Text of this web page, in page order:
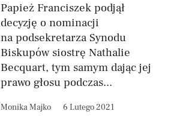
Papież Franciszek podjął
decyzję o nominacji
na podsekretarza Synodu
Biskupów siostrę Nathalie
Becquart, tym samym dając jej
prawo głosu podczas...
Monika Majko 6 Lutego 2021